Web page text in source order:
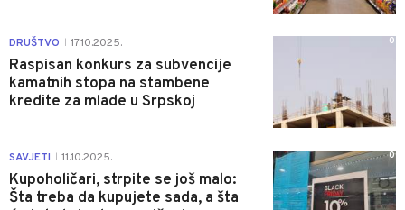
DRUŠTVO 17.10.2025.
Raspisan konkurs za subvencije
kamatnih stopa na stambene
kredite za mlade u Srpskoj
0
SAVJETI 11.10.2025.
Kupoholičari, strpite se još malo:
Šta treba da kupujete sada, a šta
0